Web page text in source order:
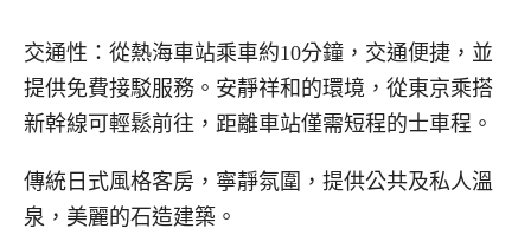
交通性：從熱海車站乘車約10分鐘，交通便捷，並
提供免費接駁服務。安靜祥和的環境，從東京乘搭
新幹線可輕鬆前往，距離車站僅需短程的士車程。
傳統日式風格客房，寧靜氛圍，提供公共及私人溫
泉，美麗的石造建築。